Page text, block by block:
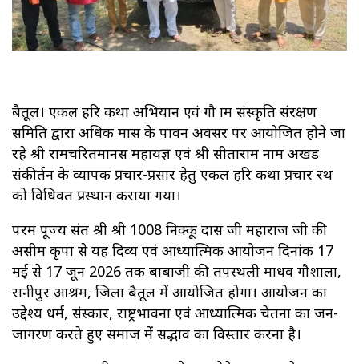
बैतूल। एकल हरि कथा अभियान एवं गौ ग्राम संस्कृति संरक्षण
समिति द्वारा अधिक मास के पावन अवसर पर आयोजित होने जा
रहे श्री रामचरितमानस महायज्ञ एवं श्री सीताराम नाम अखंड
संकीर्तन के व्यापक प्रचार-प्रसार हेतु एकल हरि कथा प्रचार रथ
को विधिवत प्रस्थान कराया गया।
परम पूज्य संत श्री श्री 1008 निक्कू दास जी महाराज जी की
असीम कृपा से यह दिव्य एवं आध्यात्मिक आयोजन दिनांक 17
मई से 17 जून 2026 तक बाबाजी की तपस्थली माधव गौशाला,
रानीपुर आश्रम, जिला बैतूल में आयोजित होगा। आयोजन का
उद्देश्य धर्म, संस्कार, राष्ट्रभावना एवं आध्यात्मिक चेतना का जन-
जागरण करते हुए समाज में सद्भाव का विस्तार करना है।